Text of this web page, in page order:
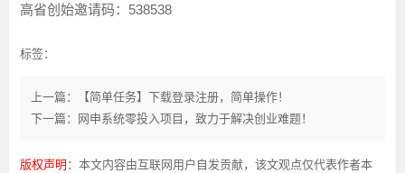
高省创始邀请码：538538
标签：
上一篇：【简单任务】下载登录注册，简单操作！
下一篇：网申系统零投入项目，致力于解决创业难题！
版权声明 ：本文内容由互联网用户自发贡献，该文观点仅代表作者本